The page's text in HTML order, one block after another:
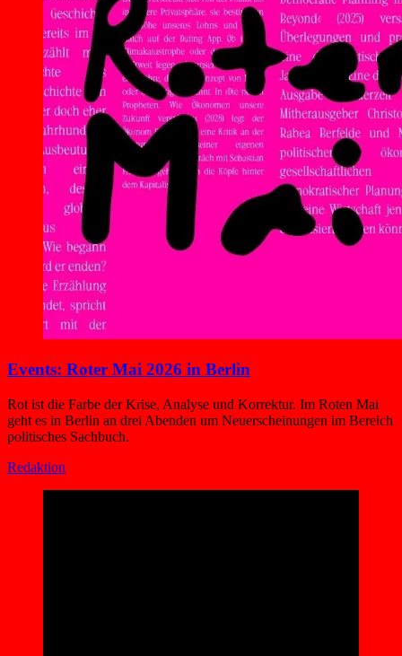
Events: Roter Mai 2026 in Berlin
Rot ist die Farbe der Krise, Analyse und Korrektur. Im Roten Mai
geht es in Berlin an drei Abenden um Neuerscheinungen im Bereich
politisches Sachbuch.
Redaktion